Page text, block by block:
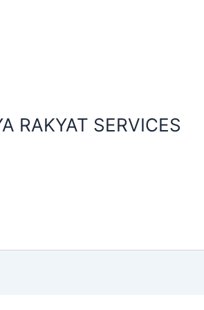
RAKYAT SERVICES